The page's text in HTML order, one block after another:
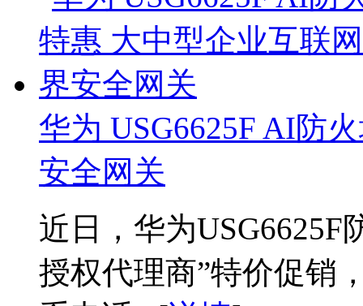
华为 USG6625F AI防
安全网关
近日，华为USG6625F
授权代理商”特价促销